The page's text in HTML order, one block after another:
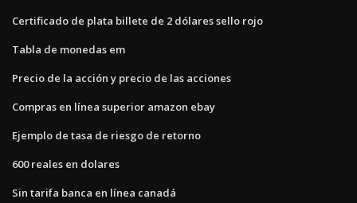
Certificado de plata billete de 2 dólares sello rojo
Tabla de monedas em
Precio de la acción y precio de las acciones
Compras en línea superior amazon ebay
Ejemplo de tasa de riesgo de retorno
600 reales en dolares
Sin tarifa banca en línea canadá